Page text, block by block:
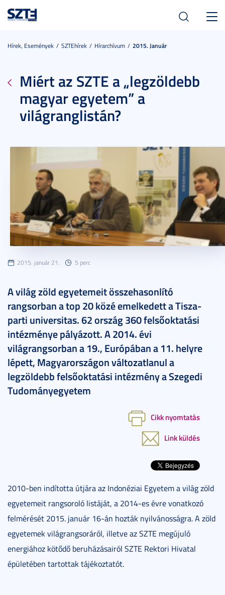
Hírek, Események SZTEhírek Hírarchívum 2015. Január
Miért az SZTE a „legzöldebb
magyar egyetem” a
világranglistán?
2015. január 21. 5 perc
A világ zöld egyetemeit összehasonlító
rangsorban a top 20 közé emelkedett a Tisza-
parti universitas. 62 ország 360 felsőoktatási
intézménye pályázott. A 2014. évi
világrangsorban a 19., Európában a 11. helyre
lépett, Magyarországon változatlanul a
legzöldebb felsőoktatási intézmény a Szegedi
Tudományegyetem
Cikk nyomtatás
Link küldés
2010-ben indította útjára az Indonéziai Egyetem a világ zöld
egyetemeit rangsoroló listáját, a 2014-es évre vonatkozó
felmérését 2015. január 16-án hozták nyilvánosságra. A zöld
egyetemek világrangsoráról, illetve az SZTE megújuló
energiához kötődő beruházásairól SZTE Rektori Hivatal
épületében tartottak tájékoztatót.